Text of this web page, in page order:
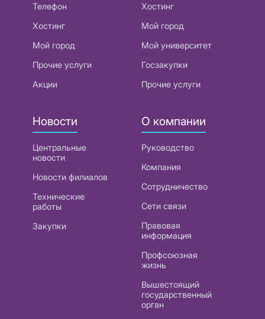
Телефон
Хостинг
Мой город
Прочие услуги
Акции
Хостинг
Мой город
Мой университет
Госзакупки
Прочие услуги
Новости
Центральные
новости
Новости филиалов
Технические
работы
Закупки
О компании
Руководство
Компания
Сотрудничество
Сети связи
Правовая
информация
Профсоюзная
жизнь
Вышестоящий
государственный
орган